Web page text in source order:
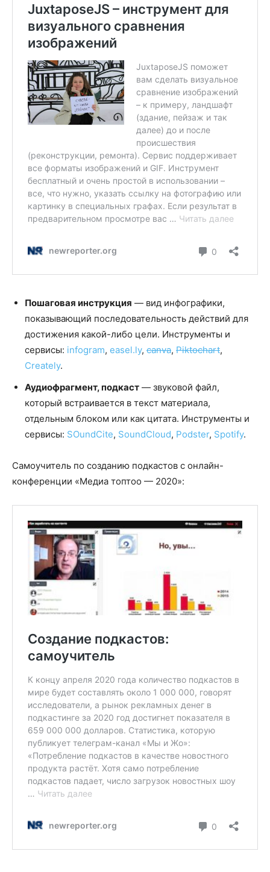
Пошаговая инструкция — вид инфографики,
показывающий последовательность действий для
достижения какой-либо цели. Инструменты и
сервисы: infogram, easel.ly, canva, Piktochart,
Creately.
Аудиофрагмент, подкаст — звуковой файл,
который встраивается в текст материала,
отдельным блоком или как цитата. Инструменты и
сервисы: SOundCite, SoundCloud, Podster, Spotify.
Самоучитель по созданию подкастов с онлайн-
конференции «Медиа топтоо — 2020»: